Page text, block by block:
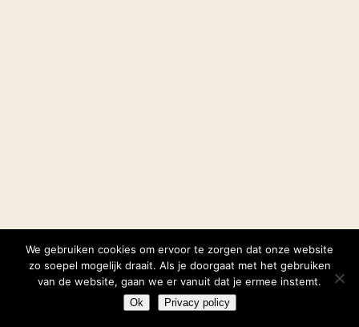
We gebruiken cookies om ervoor te zorgen dat onze website
zo soepel mogelijk draait. Als je doorgaat met het gebruiken
van de website, gaan we er vanuit dat je ermee instemt.
Ok Privacy policy